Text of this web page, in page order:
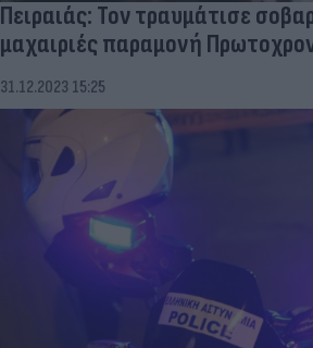
Πειραιάς: Τον τραυμάτισε
μαχαιριές παραμονή
31.12.2023 15:25